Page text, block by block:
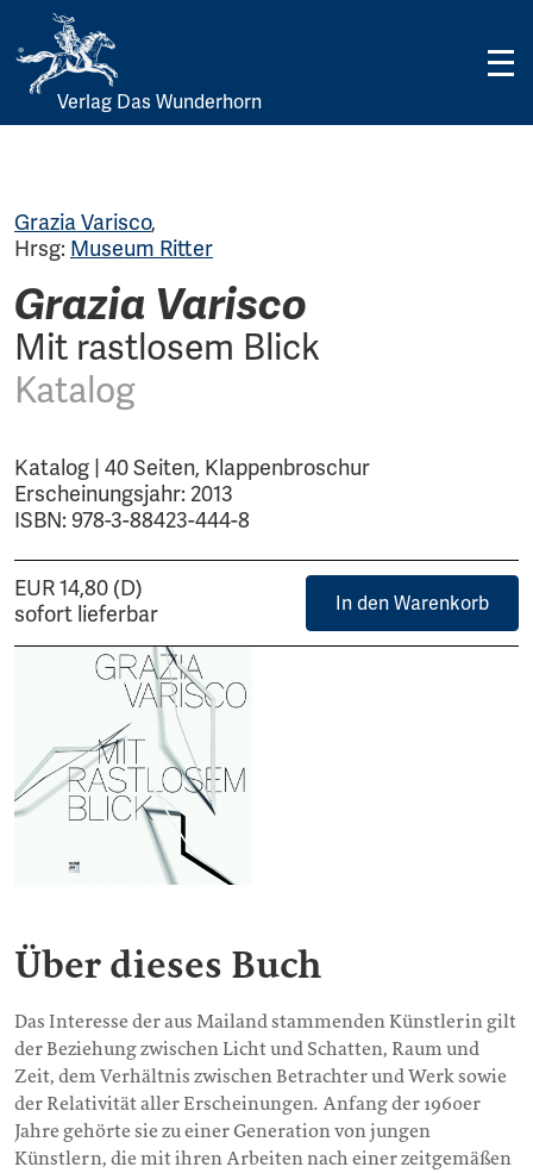
Skip
Verlag Das Wunderhorn
Grazia Varisco,
Hrsg: Museum Ritter
Grazia Varisco
Mit rastlosem Blick
Katalog
Katalog | 40 Seiten, Klappenbroschur
Erscheinungsjahr: 2013
ISBN: 978-3-88423-444-8
EUR 14,80 (D)
sofort lieferbar
In den Warenkorb
Über dieses Buch
Das Interesse der aus Mailand stammenden Künstlerin gilt
der Beziehung zwischen Licht und Schatten, Raum und
Zeit, dem Verhältnis zwischen Betrachter und Werk sowie
der Relativität aller Erscheinungen. Anfang der 1960er
Jahre gehörte sie zu einer Generation von jungen
Künstlern, die mit ihren Arbeiten nach einer zeitgemäßen